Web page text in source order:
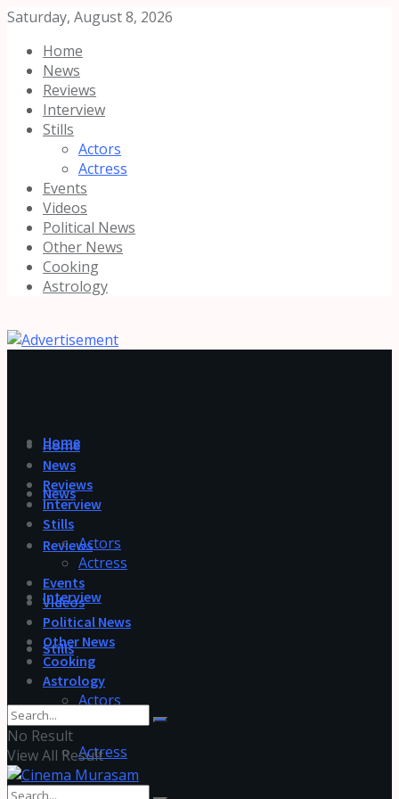
Saturday, August 8, 2026
Home
News
Reviews
Interview
Stills
Actors
Actress
Events
Videos
Political News
Other News
Cooking
Astrology
Home
News
Reviews
Interview
Stills
Actors
Actress
Home
News
Reviews
Interview
Stills
Actors
Actress
Events
Videos
Political News
Other News
Cooking
Astrology
No Result
View All Result